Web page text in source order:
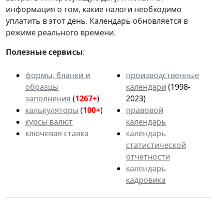
информация о том, какие налоги необходимо
уплатить в этот день. Календарь обновляется в
режиме реального времени.
Полезные сервисы:
формы, бланки и
образцы
заполнения (1267+)
калькуляторы (100+)
курсы валют
ключевая ставка
производственные
календари (1998-
2023)
правовой
календарь
календарь
статистической
отчетности
календарь
кадровика